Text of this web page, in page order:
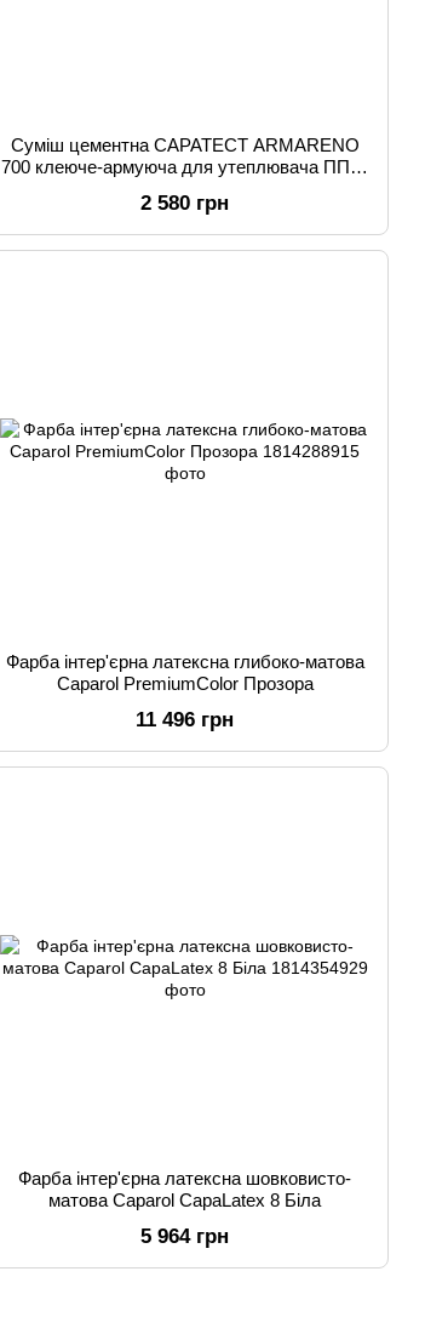
Суміш цементна CAPATECT ARMARENO
700 клеюче-армуюча для утеплювача ППС,
2 580 грн
Фарба інтер'єрна латексна глибоко-матова
Caparol PremiumColor Прозора
11 496 грн
Фарба інтер'єрна латексна шовковисто-
матова Caparol CapaLatex 8 Біла
5 964 грн